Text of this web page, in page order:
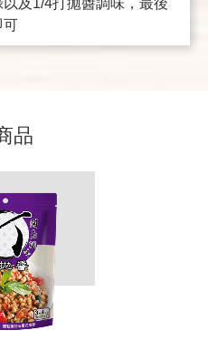
及1/4打拋醬調味，最後
可
品